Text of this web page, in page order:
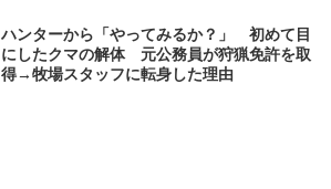
ハンターから「やってみるか？」 初めて目
にしたクマの解体 元公務員が狩猟免許を取
得→牧場スタッフに転身した理由